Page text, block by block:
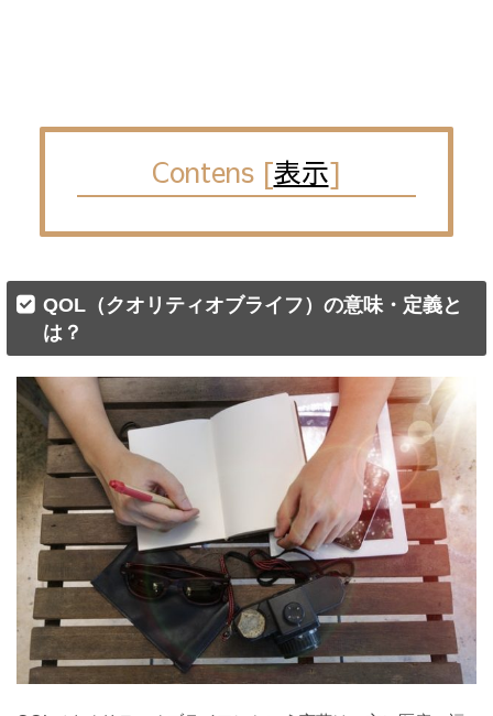
Contens [表示]
QOL（クオリティオブライフ）の意味・定義と
は？